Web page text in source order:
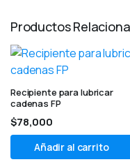
Productos
Recipiente para lubricar
cadenas FP
$78,000
Añadir al carrito